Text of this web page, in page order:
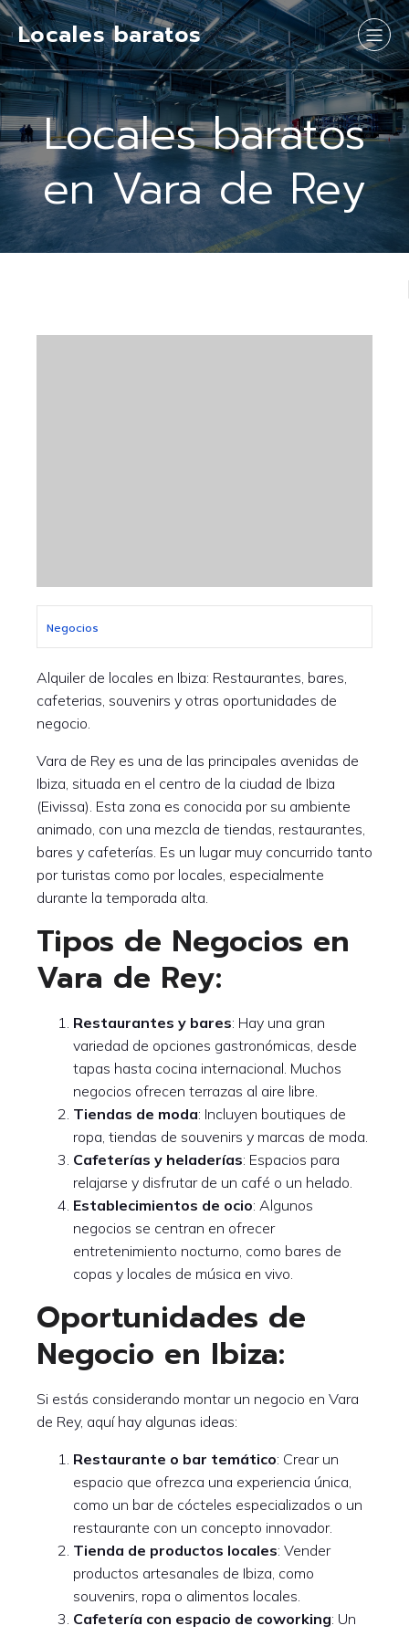
Locales baratos
Locales baratos
en Vara de Rey
Negocios
Alquiler de locales en Ibiza: Restaurantes, bares,
cafeterias, souvenirs y otras oportunidades de
negocio.
Vara de Rey es una de las principales avenidas de
Ibiza, situada en el centro de la ciudad de Ibiza
(Eivissa). Esta zona es conocida por su ambiente
animado, con una mezcla de tiendas, restaurantes,
bares y cafeterías. Es un lugar muy concurrido tanto
por turistas como por locales, especialmente
durante la temporada alta.
Tipos de Negocios en
Vara de Rey:
Restaurantes y bares: Hay una gran
variedad de opciones gastronómicas, desde
tapas hasta cocina internacional. Muchos
negocios ofrecen terrazas al aire libre.
Tiendas de moda: Incluyen boutiques de
ropa, tiendas de souvenirs y marcas de moda.
Cafeterías y heladerías: Espacios para
relajarse y disfrutar de un café o un helado.
Establecimientos de ocio: Algunos
negocios se centran en ofrecer
entretenimiento nocturno, como bares de
copas y locales de música en vivo.
Oportunidades de
Negocio en Ibiza:
Si estás considerando montar un negocio en Vara
de Rey, aquí hay algunas ideas:
Restaurante o bar temático: Crear un
espacio que ofrezca una experiencia única,
como un bar de cócteles especializados o un
restaurante con un concepto innovador.
Tienda de productos locales: Vender
productos artesanales de Ibiza, como
souvenirs, ropa o alimentos locales.
Cafetería con espacio de coworking: Un